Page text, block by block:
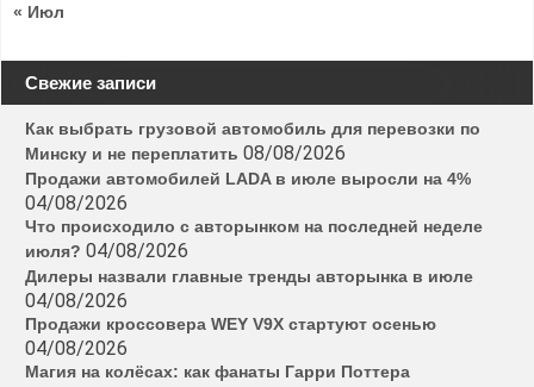
« Июл
Свежие записи
Как выбрать грузовой автомобиль для перевозки по
Минску и не переплатить 08/08/2026
Продажи автомобилей LADA в июле выросли на 4%
04/08/2026
Что происходило с авторынком на последней неделе
июля? 04/08/2026
Дилеры назвали главные тренды авторынка в июле
04/08/2026
Продажи кроссовера WEY V9X стартуют осенью
04/08/2026
Магия на колёсах: как фанаты Гарри Поттера